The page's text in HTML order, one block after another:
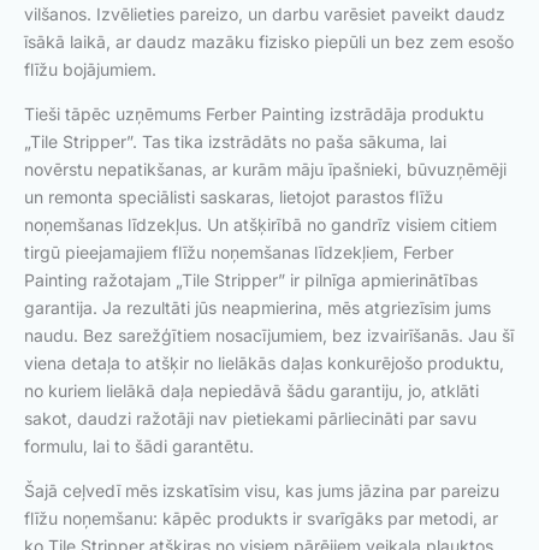
vilšanos. Izvēlieties pareizo, un darbu varēsiet paveikt daudz
īsākā laikā, ar daudz mazāku fizisko piepūli un bez zem esošo
flīžu bojājumiem.
Tieši tāpēc uzņēmums Ferber Painting izstrādāja produktu
„Tile Stripper”. Tas tika izstrādāts no paša sākuma, lai
novērstu nepatikšanas, ar kurām māju īpašnieki, būvuzņēmēji
un remonta speciālisti saskaras, lietojot parastos flīžu
noņemšanas līdzekļus. Un atšķirībā no gandrīz visiem citiem
tirgū pieejamajiem flīžu noņemšanas līdzekļiem, Ferber
Painting ražotajam „Tile Stripper” ir pilnīga apmierinātības
garantija. Ja rezultāti jūs neapmierina, mēs atgriezīsim jums
naudu. Bez sarežģītiem nosacījumiem, bez izvairīšanās. Jau šī
viena detaļa to atšķir no lielākās daļas konkurējošo produktu,
no kuriem lielākā daļa nepiedāvā šādu garantiju, jo, atklāti
sakot, daudzi ražotāji nav pietiekami pārliecināti par savu
formulu, lai to šādi garantētu.
Šajā ceļvedī mēs izskatīsim visu, kas jums jāzina par pareizu
flīžu noņemšanu: kāpēc produkts ir svarīgāks par metodi, ar
ko Tile Stripper atšķiras no visiem pārējiem veikala plauktos